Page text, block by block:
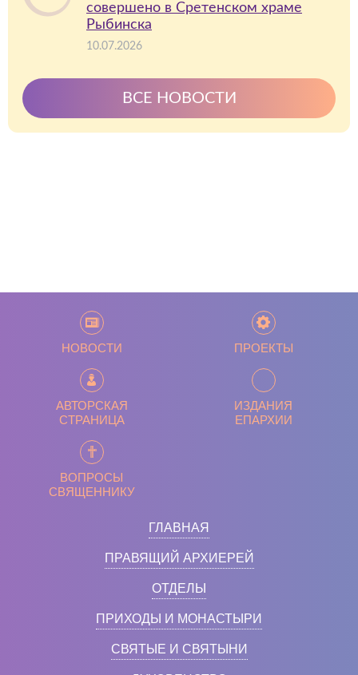
совершено в Сретенском храме
Рыбинска
10.07.2026
ВСЕ НОВОСТИ
НОВОСТИ ПРОЕКТЫ
АВТОРСКАЯ
СТРАНИЦА
ИЗДАНИЯ
ЕПАРХИИ
ВОПРОСЫ
СВЯЩЕННИКУ
ГЛАВНАЯ
ПРАВЯЩИЙ АРХИЕРЕЙ
ОТДЕЛЫ
ПРИХОДЫ И МОНАСТЫРИ
СВЯТЫЕ И СВЯТЫНИ